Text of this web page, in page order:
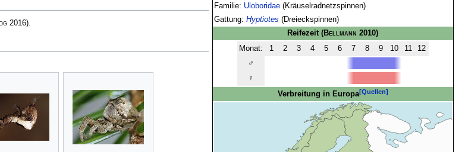
Familie: Uloboridae(Kräuselradnetzspinnen)
Gattung: Hyptiotes (Dreieckspinnen)
Reifezeit(Bellmann 2010)
Monat:
1 2 3 4 5 6 7 8 9 10 11
12
♂
♀
Verbreitung in Europa[Quellen]
2016).